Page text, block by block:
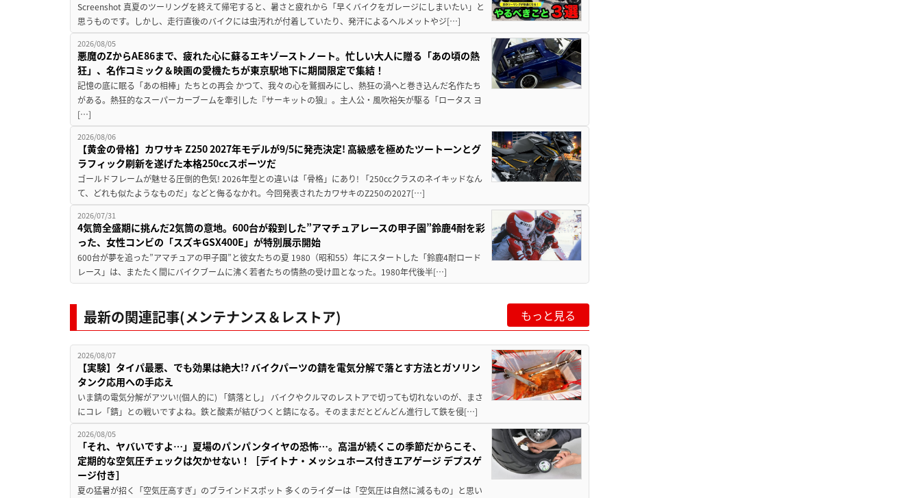
Screenshot 真夏のツーリングを終えて帰宅すると、暑さと疲れから「早くバイクをガレージにしまいたい」と
思うものです。しかし、走行直後のバイクには虫汚れが付着していたり、発汗によるヘルメットやジ[…]
2026/08/05
悪魔のZからAE86まで、疲れた心に蘇るエキゾーストノート。忙しい大人に贈る「あの頃の熱
狂」、名作コミック＆映画の愛機たちが東京駅地下に期間限定で集結！
記憶の底に眠る「あの相棒」たちとの再会 かつて、我々の心を鷲掴みにし、熱狂の渦へと巻き込んだ名作たち
がある。熱狂的なスーパーカーブームを牽引した『サーキットの狼』。主人公・風吹裕矢が駆る「ロータス ヨ
[…]
2026/08/06
【黄金の骨格】カワサキ Z250 2027年モデルが9/5に発売決定! 高級感を極めたツートーンとグ
ラフィック刷新を遂げた本格250ccスポーツだ
ゴールドフレームが魅せる圧倒的色気! 2026年型との違いは「骨格」にあり! 「250ccクラスのネイキッドなん
て、どれも似たようなものだ」などと侮るなかれ。今回発表されたカワサキのZ250の2027[…]
2026/07/31
4気筒全盛期に挑んだ2気筒の意地。600台が殺到した”アマチュアレースの甲子園”鈴鹿4耐を彩
った、女性コンビの「スズキGSX400E」が特別展示開始
600台が夢を追った”アマチュアの甲子園”と彼女たちの夏 1980（昭和55）年にスタートした「鈴鹿4耐ロード
レース」は、またたく間にバイクブームに沸く若者たちの情熱の受け皿となった。1980年代後半[…]
最新の関連記事(メンテナンス＆レストア) もっと見る
2026/08/07
【実験】タイパ最悪、でも効果は絶大!? バイクパーツの錆を電気分解で落とす方法とガソリン
タンク応用への手応え
いま錆の電気分解がアツい!(個人的に) 「錆落とし」 バイクやクルマのレストアで切っても切れないのが、まさ
にコレ「錆」との戦いですよね。鉄と酸素が結びつくと錆になる。そのままだとどんどん進行して鉄を侵[…]
2026/08/05
「それ、ヤバいですよ…」夏場のパンパンタイヤの恐怖…。高温が続くこの季節だからこそ、
定期的な空気圧チェックは欠かせない！［デイトナ・メッシュホース付きエアゲージ デプスゲ
ージ付き］
夏の猛暑が招く「空気圧高すぎ」のブラインドスポット 多くのライダーは「空気圧は自然に減るもの」と思い